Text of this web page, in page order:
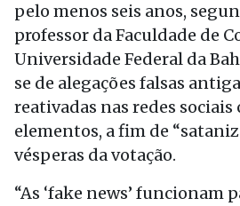
pelo menos seis anos,
professor da Faculdade de
Universidade Federal da
se de alegações falsas
reativadas nas redes sociais
elementos, a fim de
vésperas da votação.
“As ‘fake news’ funcionam